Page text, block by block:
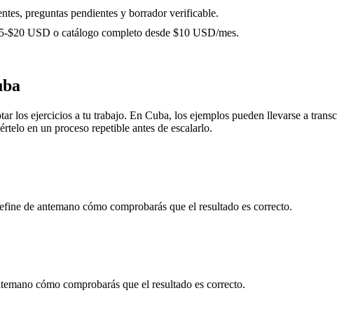
preguntas pendientes y borrador verificable.
$20 USD o catálogo completo desde $10 USD/mes.
los ejercicios a tu trabajo. En Cuba, los ejemplos pueden llevarse a
en un proceso repetible antes de escalarlo.
de antemano cómo comprobarás que el resultado es correcto.
cómo comprobarás que el resultado es correcto.